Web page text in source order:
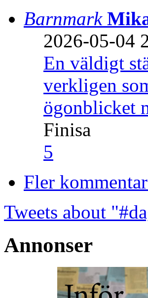
Barnmark
2026-05-04
En väldigt
verkligen
ögonblicket
Finisa
5
Fler
Tweets about
Annonser